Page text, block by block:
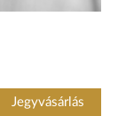
Jegyvásárlás